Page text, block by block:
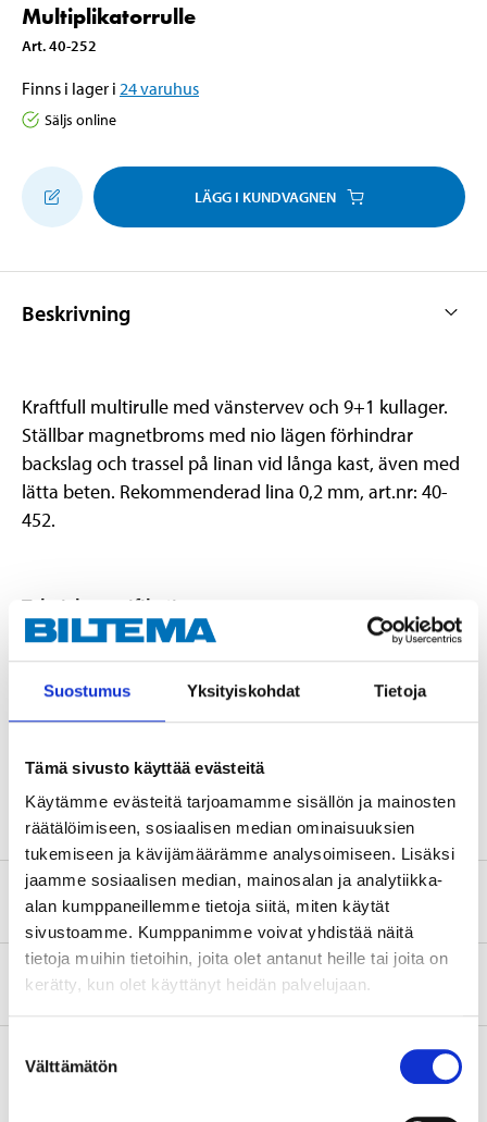
Suostumus Yksityiskohdat Tietoja
Tämä sivusto käyttää evästeitä
Käytämme evästeitä tarjoamamme sisällön ja mainosten
räätälöimiseen, sosiaalisen median ominaisuuksien
tukemiseen ja kävijämäärämme analysoimiseen. Lisäksi
jaamme sosiaalisen median, mainosalan ja analytiikka-
alan kumppaneillemme tietoja siitä, miten käytät
sivustoamme. Kumppanimme voivat yhdistää näitä
tietoja muihin tietoihin, joita olet antanut heille tai joita on
kerätty, kun olet käyttänyt heidän palvelujaan.
valinta
Välttämätön
Multiplikatorrulle
Art.40-252
Finns i lager i 24varuhus
Säljs online
LÄGG I KUNDVAGNEN
Beskrivning
Kraftfull multirulle med vänstervev och 9+1 kullager.
Ställbar magnetbroms med nio lägen förhindrar
backslag och trassel på linan vid långa kast, även med
lätta beten. Rekommenderad lina 0,2 mm, art.nr: 40-
452.
Teknisk specifikation
Rekommenderad lina
0,20 mm
0,20/150, 0,25/120, 0,30/100
Färg
Säkerhetsinformation och övriga dokument
Om tillverkaren